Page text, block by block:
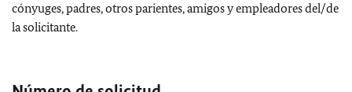
cónyuges, padres, otros parientes, amigos y empleadores del/de
la solicitante.